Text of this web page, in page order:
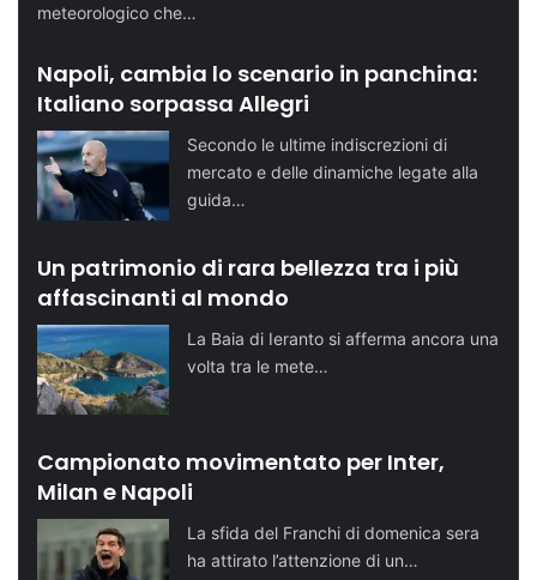
meteorologico che…
Napoli, cambia lo scenario in panchina:
Italiano sorpassa Allegri
Secondo le ultime indiscrezioni di
mercato e delle dinamiche legate alla
guida…
Un patrimonio di rara bellezza tra i più
affascinanti al mondo
La Baia di Ieranto si afferma ancora una
volta tra le mete…
Campionato movimentato per Inter,
Milan e Napoli
La sfida del Franchi di domenica sera
ha attirato l’attenzione di un…